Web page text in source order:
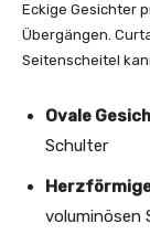
Eckige Gesichter
Übergängen.
Seitenscheitel
Ovale
Schulter
voluminösen